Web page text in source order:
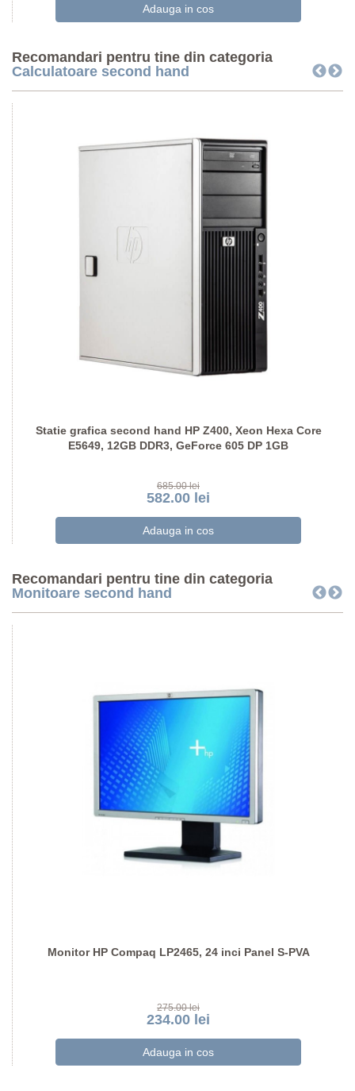
Recomandari pentru tine din categoria
Calculatoare second hand
Statie grafica second hand HP Z400, Xeon Hexa Core
E5649, 12GB DDR3, GeForce 605 DP 1GB
685.00 lei
582.00 lei
Recomandari pentru tine din categoria
Monitoare second hand
Monitor HP Compaq LP2465, 24 inci Panel S-PVA
275.00 lei
234.00 lei